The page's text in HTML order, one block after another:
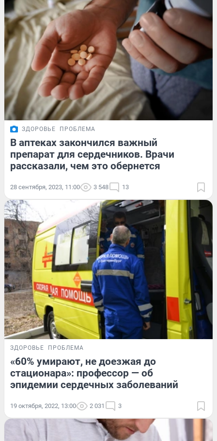
ЗДОРОВЬЕ ПРОБЛЕМА
В аптеках закончился важный
препарат для сердечников. Врачи
рассказали, чем это обернется
28 сентября, 2023, 11:00 3 548 13
ЗДОРОВЬЕ ПРОБЛЕМА
«60% умирают, не доезжая до
стационара»: профессор — об
эпидемии сердечных заболеваний
19 октября, 2022, 13:00 2 031 3